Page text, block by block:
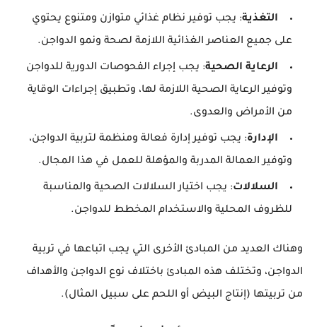
التغذية: يجب توفير نظام غذائي متوازن ومتنوع يحتوي
على جميع العناصر الغذائية اللازمة لصحة ونمو الدواجن.
الرعاية الصحية: يجب إجراء الفحوصات الدورية للدواجن
وتوفير الرعاية الصحية اللازمة لها، وتطبيق إجراءات الوقاية
من الأمراض والعدوى.
الإدارة: يجب توفير إدارة فعالة ومنظمة لتربية الدواجن،
وتوفير العمالة المدربة والمؤهلة للعمل في هذا المجال.
السلالات: يجب اختيار السلالات الصحية والمناسبة
للظروف المحلية والاستخدام المخطط للدواجن.
وهناك العديد من المبادئ الأخرى التي يجب اتباعها في تربية
الدواجن، وتختلف هذه المبادئ باختلاف نوع الدواجن والأهداف
من تربيتها (إنتاج البيض أو اللحم على سبيل المثال).